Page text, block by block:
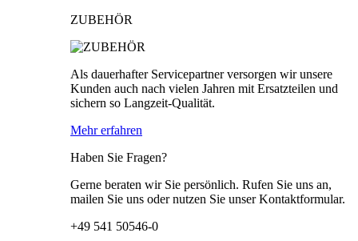
ZUBEHÖR
Als dauerhafter Servicepartner versorgen wir unsere
Kunden auch nach vielen Jahren mit Ersatzteilen und
sichern so Langzeit-Qualität.
Mehr erfahren
Haben Sie Fragen?
Gerne beraten wir Sie persönlich. Rufen Sie uns an,
mailen Sie uns oder nutzen Sie unser Kontaktformular.
+49 541 50546-0